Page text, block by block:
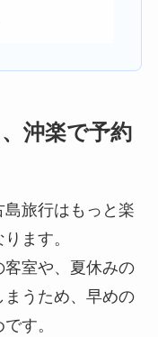
沖楽で予約
旅行はもっと楽
ます。
室や、夏休みの
うため、早めの
す。